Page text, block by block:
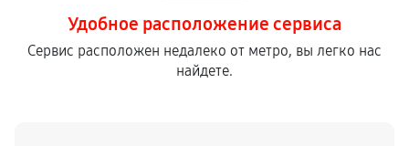
Замена маховика снегоуборщика
950 от 30 мин
Удобное расположение сервиса
Сервис расположен недалеко от метро, вы легко нас
найдете.